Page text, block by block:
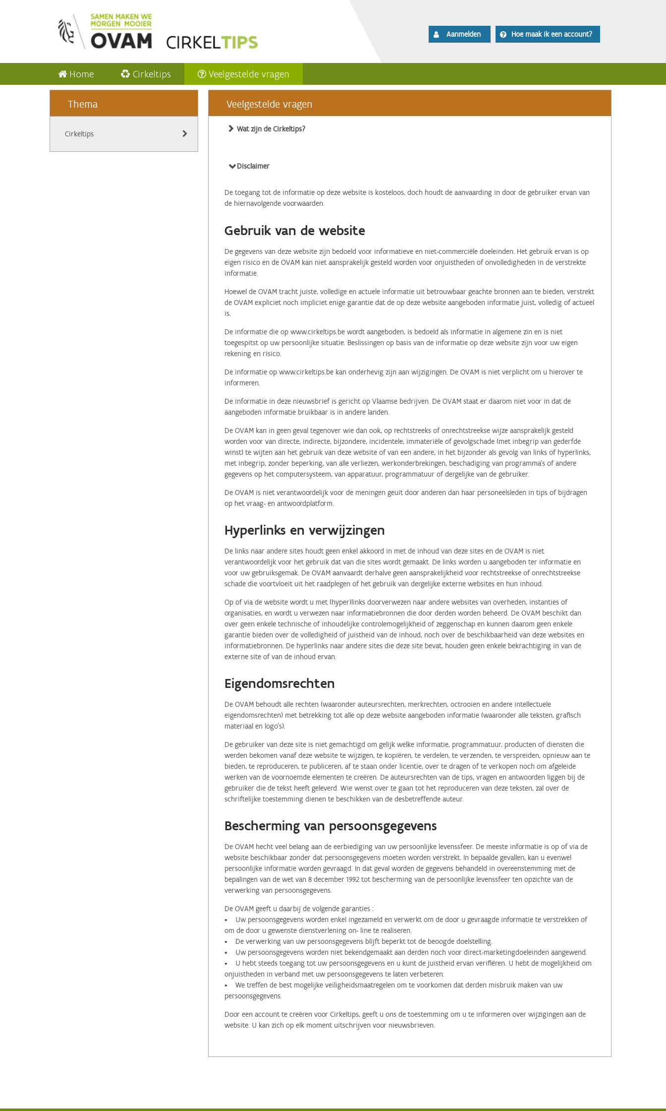
Aanmelden Hoe maak ik een account?
Home Cirkeltips Veelgestelde vragen
Thema
Cirkeltips
Veelgestelde vragen
Wat zijn de Cirkeltips?
Disclaimer
De toegang tot de informatie op deze website is kosteloos, doch houdt de aanvaarding in door de gebruiker ervan van
de hiernavolgende voorwaarden.
Gebruik van de website
De gegevens van deze website zijn bedoeld voor informatieve en niet-commerciële doeleinden. Het gebruik ervan is op
eigen risico en de OVAM kan niet aansprakelijk gesteld worden voor onjuistheden of onvolledigheden in de verstrekte
informatie.
Hoewel de OVAM tracht juiste, volledige en actuele informatie uit betrouwbaar geachte bronnen aan te bieden, verstrekt
de OVAM expliciet noch impliciet enige garantie dat de op deze website aangeboden informatie juist, volledig of actueel
is.
De informatie die op www.cirkeltips.be wordt aangeboden, is bedoeld als informatie in algemene zin en is niet
toegespitst op uw persoonlijke situatie. Beslissingen op basis van de informatie op deze website zijn voor uw eigen
rekening en risico.
De informatie op www.cirkeltips.be kan onderhevig zijn aan wijzigingen. De OVAM is niet verplicht om u hierover te
informeren.
De informatie in deze nieuwsbrief is gericht op Vlaamse bedrijven. De OVAM staat er daarom niet voor in dat de
aangeboden informatie bruikbaar is in andere landen.
De OVAM kan in geen geval tegenover wie dan ook, op rechtstreeks of onrechtstreekse wijze aansprakelijk gesteld
worden voor van directe, indirecte, bijzondere, incidentele, immateriële of gevolgschade (met inbegrip van gederfde
winst) te wijten aan het gebruik van deze website of van een andere, in het bijzonder als gevolg van links of hyperlinks,
met inbegrip, zonder beperking, van alle verliezen, werkonderbrekingen, beschadiging van programma's of andere
gegevens op het computersysteem, van apparatuur, programmatuur of dergelijke van de gebruiker.
De OVAM is niet verantwoordelijk voor de meningen geuit door anderen dan haar personeelsleden in tips of bijdragen
op het vraag- en antwoordplatform.
Hyperlinks en verwijzingen
De links naar andere sites houdt geen enkel akkoord in met de inhoud van deze sites en de OVAM is niet
verantwoordelijk voor het gebruik dat van die sites wordt gemaakt. De links worden u aangeboden ter informatie en
voor uw gebruiksgemak. De OVAM aanvaardt derhalve geen aansprakelijkheid voor rechtstreekse of onrechtstreekse
schade die voortvloeit uit het raadplegen of het gebruik van dergelijke externe websites en hun inhoud.
Op of via de website wordt u met (hyper)links doorverwezen naar andere websites van overheden, instanties of
organisaties, en wordt u verwezen naar informatiebronnen die door derden worden beheerd. De OVAM beschikt dan
over geen enkele technische of inhoudelijke controlemogelijkheid of zeggenschap en kunnen daarom geen enkele
garantie bieden over de volledigheid of juistheid van de inhoud, noch over de beschikbaarheid van deze websites en
informatiebronnen. De hyperlinks naar andere sites die deze site bevat, houden geen enkele bekrachtiging in van de
externe site of van de inhoud ervan.
Eigendomsrechten
De OVAM behoudt alle rechten (waaronder auteursrechten, merkrechten, octrooien en andere intellectuele
eigendomsrechten) met betrekking tot alle op deze website aangeboden informatie (waaronder alle teksten, grafisch
materiaal en logo's).
De gebruiker van deze site is niet gemachtigd om gelijk welke informatie, programmatuur, producten of diensten die
werden bekomen vanaf deze website te wijzigen, te kopiëren, te verdelen, te verzenden, te verspreiden, opnieuw aan te
bieden, te reproduceren, te publiceren, af te staan onder licentie, over te dragen of te verkopen noch om afgeleide
werken van de voornoemde elementen te creëren. De auteursrechten van de tips, vragen en antwoorden liggen bij de
gebruiker die de tekst heeft geleverd. Wie wenst over te gaan tot het reproduceren van deze teksten, zal over de
schriftelijke toestemming dienen te beschikken van de desbetreffende auteur.
Bescherming van persoonsgegevens
De OVAM hecht veel belang aan de eerbiediging van uw persoonlijke levenssfeer. De meeste informatie is op of via de
website beschikbaar zonder dat persoonsgegevens moeten worden verstrekt. In bepaalde gevallen, kan u evenwel
persoonlijke informatie worden gevraagd. In dat geval worden de gegevens behandeld in overeenstemming met de
bepalingen van de wet van 8 december 1992 tot bescherming van de persoonlijke levenssfeer ten opzichte van de
verwerking van persoonsgegevens.
De OVAM geeft u daarbij de volgende garanties :
• Uw persoonsgegevens worden enkel ingezameld en verwerkt om de door u gevraagde informatie te verstrekken of
om de door u gewenste dienstverlening on- line te realiseren.
• De verwerking van uw persoonsgegevens blijft beperkt tot de beoogde doelstelling.
• Uw persoonsgegevens worden niet bekendgemaakt aan derden noch voor direct-marketingdoeleinden aangewend.
• U hebt steeds toegang tot uw persoonsgegevens en u kunt de juistheid ervan verifiëren. U hebt de mogelijkheid om
onjuistheden in verband met uw persoonsgegevens te laten verbeteren.
• We treffen de best mogelijke veiligheidsmaatregelen om te voorkomen dat derden misbruik maken van uw
persoonsgegevens.
Door een account te creëren voor Cirkeltips, geeft u ons de toestemming om u te informeren over wijzigingen aan de
website. U kan zich op elk moment uitschrijven voor nieuwsbrieven.